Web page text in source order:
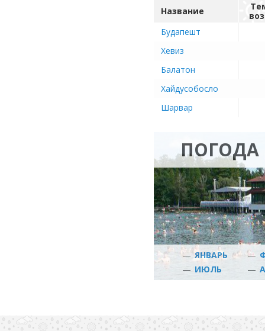
Название
Будапешт
Хевиз
Балатон
Хайдусобосло
Шарвар
ПОГОДА
—ЯНВАРЬ —
— ИЮЛЬ —